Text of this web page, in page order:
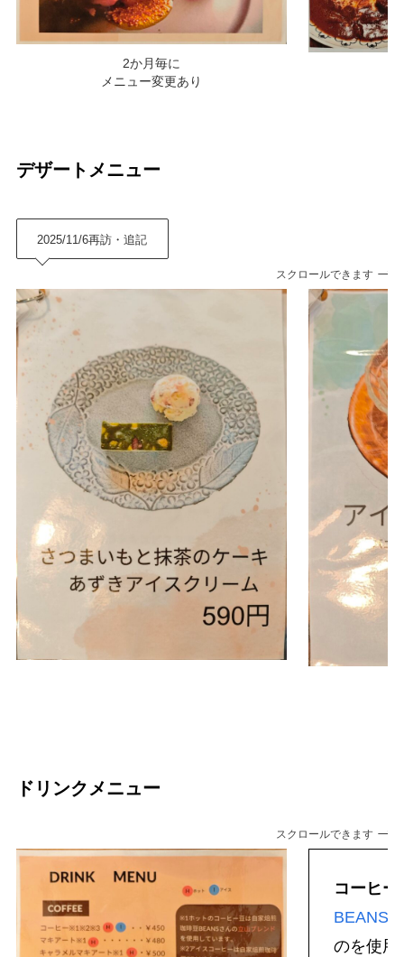
2か月毎に
メニュー変更あり
デザートメニュー
2025/11/6再訪・追記
スクロールできます
ドリンクメニュー
スクロールできます
コーヒー
BEANS(
のを使用